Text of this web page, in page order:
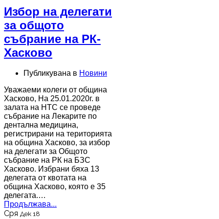
Избор на делегати
за общото
събрание на РК-
Хасково
Публикувана в Новини
Уважаеми колеги от община
Хасково, На 25.01.2020г. в
залата на НТС се проведе
събрание на Лекарите по
дентална медицина,
регистрирани на територията
на община Хасково, за избор
на делегати за Общото
събрание на РК на БЗС
Хасково. Избрани бяха 13
делегата от квотата на
община Хасково, която е 35
делегата.…
Продължава...
Сря Дек 18